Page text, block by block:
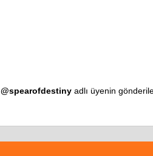
@spearofdestiny adlı üyenin